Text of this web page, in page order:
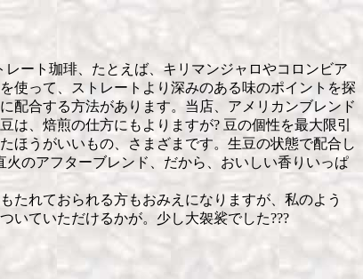
ート珈琲、たとえば、キリマンジャロやコロンビア
使って、ストレートより深みのある味のポイントを探
配合する方法があります。当店、アメリカンブレンド
、焙煎の仕方にもよりますが? 豆の個性を最大限引
ほうがいいもの、さまざまです。生豆の状態で配合し
のアフターブレンド、だから、おいしい香りいっぱ
たれておられる方もおみえになりますが、私のよう
いていただけるかが。少し大袈裟でした???